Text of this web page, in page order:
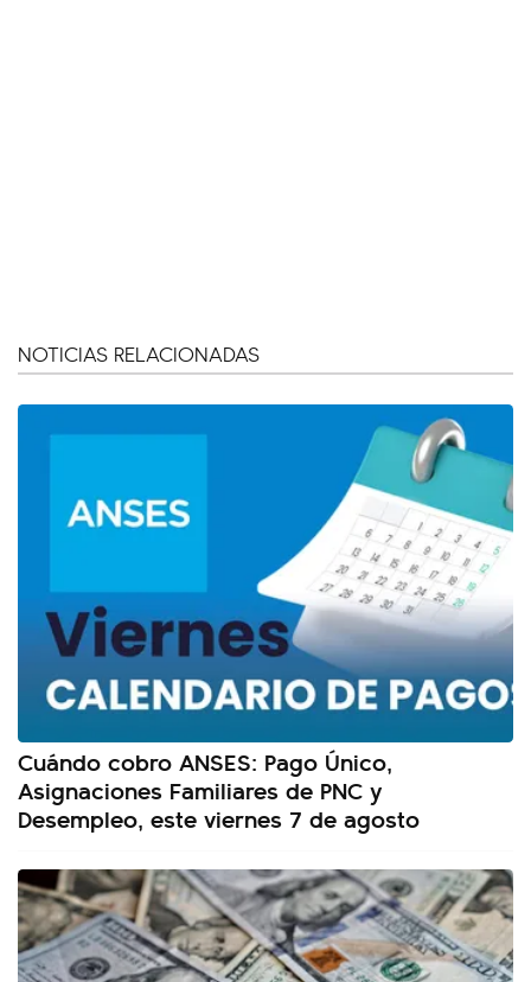
NOTICIAS RELACIONADAS
Cuándo cobro ANSES: Pago Único,
Asignaciones Familiares de PNC y
Desempleo, este viernes 7 de agosto